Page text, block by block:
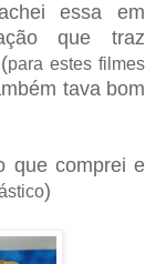
essa em
que traz
para estes filmes
tava bom
que comprei e
)